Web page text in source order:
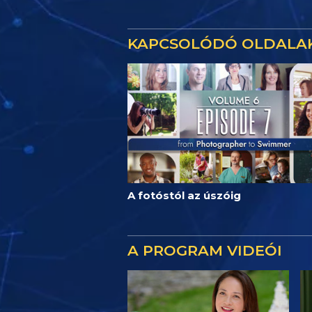
KAPCSOLÓDÓ
A fotóstól az úszóig
A PROGRAM VIDEÓI